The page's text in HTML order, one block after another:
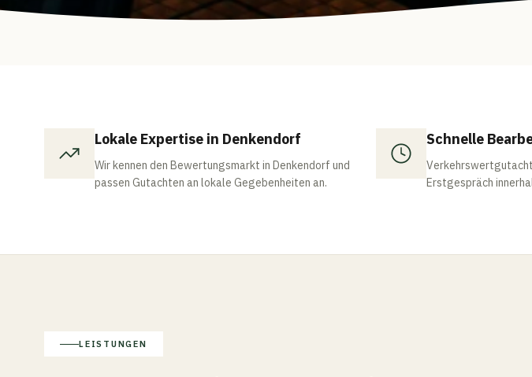
Lokale Expertise in Denkendorf
Wir kennen den Bewertungsmarkt in Denkendorf und
passen Gutachten an lokale Gegebenheiten an.
Schnelle
Erstgespräch
LEISTUNGEN